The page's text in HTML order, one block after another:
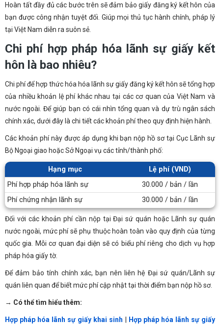
Hoàn tất đầy đủ các bước trên sẽ đảm bảo giấy đăng ký kết hôn của
bạn được công nhận tuyệt đối. Giúp mọi thủ tục hành chính, pháp lý
tại Việt Nam diễn ra suôn sẻ.
Chi phí hợp pháp hóa lãnh sự giấy kết
hôn là bao nhiêu?
Chi phí để hợp thức hóa hóa lãnh sự giấy đăng ký kết hôn sẽ tổng hợp
của nhiều khoản lệ phí khác nhau tại các cơ quan của Việt Nam và
nước ngoài. Để giúp bạn có cái nhìn tổng quan và dự trù ngân sách
chính xác, dưới đây là chi tiết các khoản phí theo quy định hiện hành.
Các khoản phí này được áp dụng khi bạn nộp hồ sơ tại Cục Lãnh sự
Bộ Ngoại giao hoặc Sở Ngoại vụ các tỉnh/thành phố:
Hạng mục
Lệ phí (VND)
Phí hợp pháp hóa lãnh sự
30.000 / bản / lần
Phí chứng nhận lãnh sự
30.000 / bản / lần
Đối với các khoản phí cần nộp tại Đại sứ quán hoặc Lãnh sự quán
nước ngoài, mức phí sẽ phụ thuộc hoàn toàn vào quy định của từng
quốc gia. Mỗi cơ quan đại diện sẽ có biểu phí riêng cho dịch vụ hợp
pháp hóa giấy tờ.
Để đảm bảo tính chính xác, bạn nên liên hệ Đại sứ quán/Lãnh sự
quán liên quan để biết mức phí cập nhật tại thời điểm bạn nộp hồ sơ.
→ Có thể tìm hiểu thêm:
Hợp pháp hóa lãnh sự giấy khai sinh
Hợp pháp hóa lãnh sự giấy